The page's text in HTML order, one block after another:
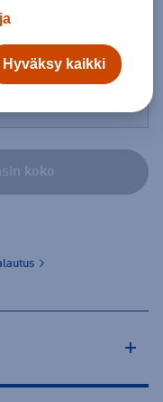
koko
Hyväksy kaikki